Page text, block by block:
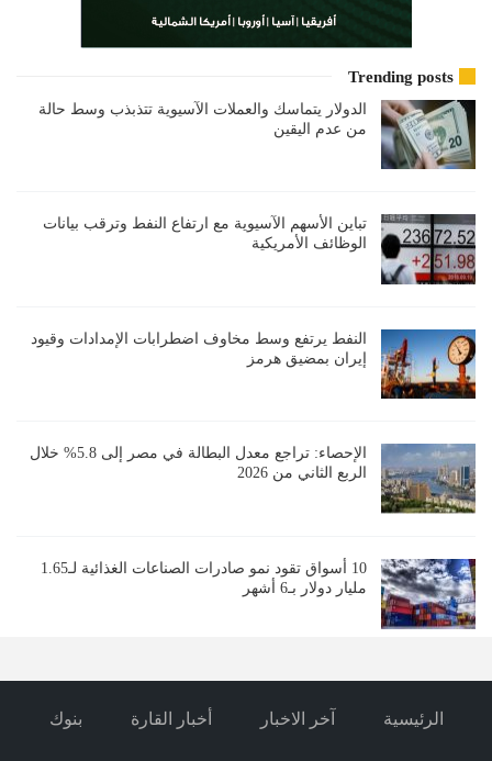
Trending posts
الدولار يتماسك والعملات الآسيوية تتذبذب وسط حالة
من عدم اليقين
تباين الأسهم الآسيوية مع ارتفاع النفط وترقب بيانات
الوظائف الأمريكية
النفط يرتفع وسط مخاوف اضطرابات الإمدادات وقيود
إيران بمضيق هرمز
الإحصاء: تراجع معدل البطالة في مصر إلى 5.8% خلال
الربع الثاني من 2026
10 أسواق تقود نمو صادرات الصناعات الغذائية لـ1.65
مليار دولار بـ6 أشهر
الرئيسية آخر الاخبار أخبار القارة بنوك